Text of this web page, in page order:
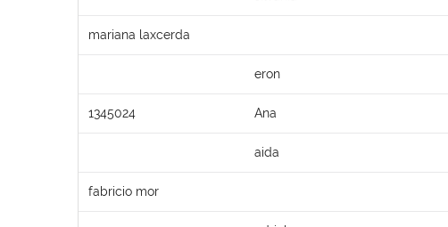
mariana laxcerda
eron
1345024 Ana
aida
fabricio mor